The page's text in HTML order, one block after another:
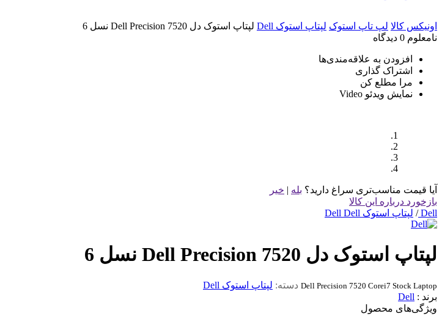
اونیکس کالا لپ تاپ استوک لپتاپ استوک Dell
لپتاپ استوک دل Dell Precision 7520 نسل 6
نامعلوم 0 دیدگاه
افزودن به علاقه‌مندی‌ها
اشتراک گذاری
مرا مطلع کن
نمایش ویدئو Video
آیا قیمت مناسب‌تری سراغ دارید؟ بله | خیر
بازخورد درباره این کالا
Dell
/ لپتاپ استوک Dell Dell
لپتاپ استوک دل Dell Precision 7520 نسل 6
Dell Precision 7520 Corei7 Stock Laptop دسته: لپتاپ استوک Dell
برند : Dell
ویژگی‌های محصول